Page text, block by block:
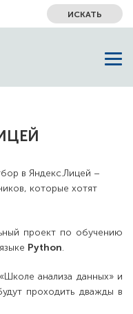
ИСКАТЬ
в Яндекс.Лицей –
которые хотят
проект по обучению
Python.
анализа данных» и
проходить дважды в